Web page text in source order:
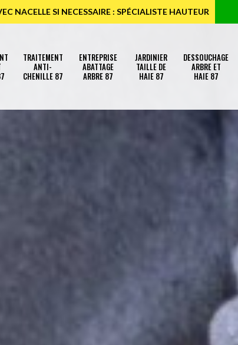
NACELLE SI NECESSAIRE : SPÉCIALISTE HAUTEUR
TRAITEMENT
ANTI-
CHENILLE 87
ENTREPRISE
ABATTAGE
ARBRE 87
JARDINIER
TAILLE DE
HAIE 87
DESSOUCHAGE
ARBRE ET
HAIE 87